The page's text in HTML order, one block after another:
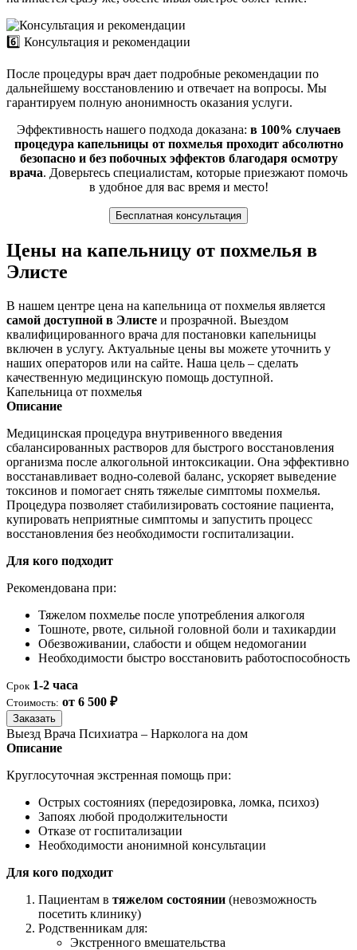
6️⃣ Консультация и рекомендации
После процедуры врач дает подробные рекомендации по
дальнейшему восстановлению и отвечает на вопросы. Мы
гарантируем полную анонимность оказания услуги.
Эффективность нашего подхода доказана: в 100% случаев
процедура капельницы от похмелья проходит абсолютно
безопасно и без побочных эффектов благодаря осмотру
врача. Доверьтесь специалистам, которые приезжают помочь
в удобное для вас время и место!
Бесплатная консультация
Цены на капельницу от похмелья в
Элисте
В нашем центре цена на капельница от похмелья является
самой доступной в Элисте и прозрачной. Выездом
квалифицированного врача для постановки капельницы
включен в услугу. Актуальные цены вы можете уточнить у
наших операторов или на сайте. Наша цель – сделать
качественную медицинскую помощь доступной.
Капельница от похмелья
Описание
Медицинская процедура внутривенного введения
сбалансированных растворов для быстрого восстановления
организма после алкогольной интоксикации. Она эффективно
восстанавливает водно-солевой баланс, ускоряет выведение
токсинов и помогает снять тяжелые симптомы похмелья.
Процедура позволяет стабилизировать состояние пациента,
купировать неприятные симптомы и запустить процесс
восстановления без необходимости госпитализации.
Для кого подходит
Рекомендована при:
Тяжелом похмелье после употребления алкоголя
Тошноте, рвоте, сильной головной боли и тахикардии
Обезвоживании, слабости и общем недомогании
Необходимости быстро восстановить работоспособность
Срок 1-2 часа
Стоимость: от 6 500 ₽
Заказать
Выезд Врача Психиатра – Нарколога на дом
Описание
Круглосуточная экстренная помощь при:
Острых состояниях (передозировка, ломка, психоз)
Запоях любой продолжительности
Отказе от госпитализации
Необходимости анонимной консультации
Для кого подходит
Пациентам в тяжелом состоянии (невозможность
посетить клинику)
Родственникам для:
Экстренного вмешательства